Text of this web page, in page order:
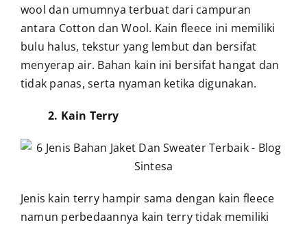
wool dan umumnya terbuat dari campuran
antara Cotton dan Wool. Kain fleece ini memiliki
bulu halus, tekstur yang lembut dan bersifat
menyerap air. Bahan kain ini bersifat hangat dan
tidak panas, serta nyaman ketika digunakan.
2. Kain Terry
Jenis kain terry hampir sama dengan kain fleece
namun perbedaannya kain terry tidak memiliki